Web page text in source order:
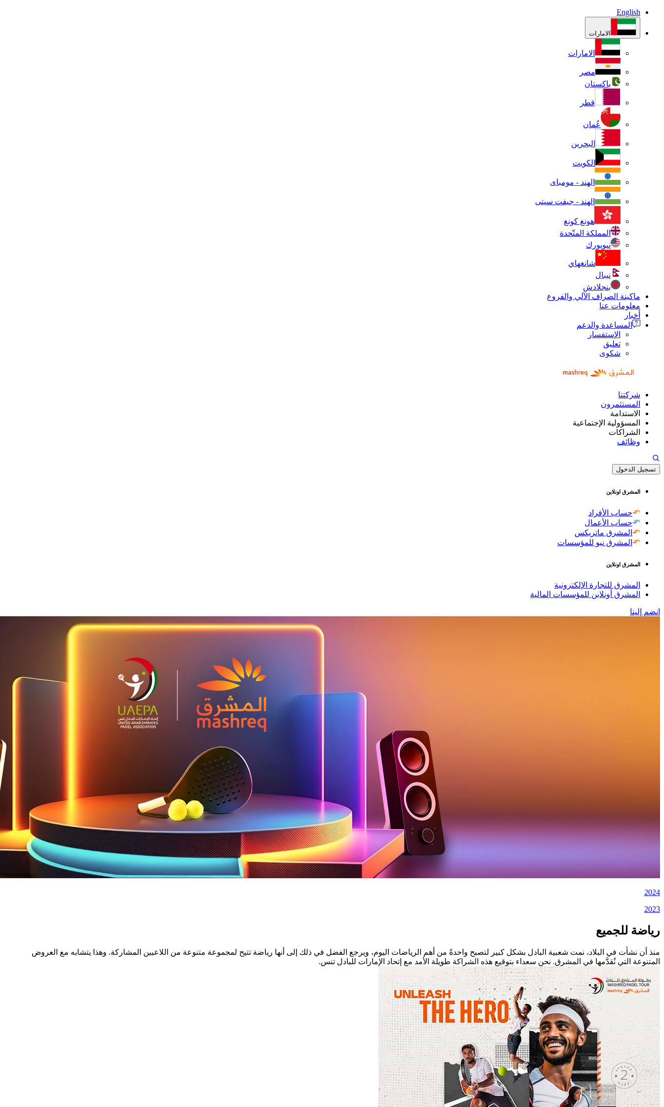
English
الامارات
الامارات
مصر
باكستان
قطر
عُمان
البحرين
الكويت
الهند - مومباى
الهند - جيفت سيتى
هونغ كونغ
المملكة المتّحدة
نيويورك
شانغهاي
نيبال
بنجلادش
ماكينة الصراف الآلي والفروع
معلومات عنا
أخبار
المساعدة والدعم
الإستفسار
تعليق
شكوى
شركتنا
المستثمرون
الاستدامة
المسؤولية الإجتماعية
الشراكات
وظائف
تسجيل الدخول
المشرق اونلاين
حساب الأفراد
حساب الأعمال
المشرق ماتريكس
المشرق نيو للمؤسسات
المشرق اونلاين
المشرق للتجارة الإلكترونية
المشرق أونلاين للمؤسسات المالية
انضم إلينا
2024
2023
رياضة للجميع
منذ أن نشأت في البلاد، نمت شعبية البادل بشكل كبير لتصبح واحدةً من أهم الرياضات اليوم، ويرجع الفضل في ذلك إلى أنها رياضة تتيح لمجموعة متنوعة من اللاعبين المشاركة. وهذا يتشابه مع العروض
المتنوعة التي نُقدَّمها في المشرق. نحن سعداء بتوقيع هذه الشراكة طويلة الأمد مع إتحاد الإمارات للبادل تنس.